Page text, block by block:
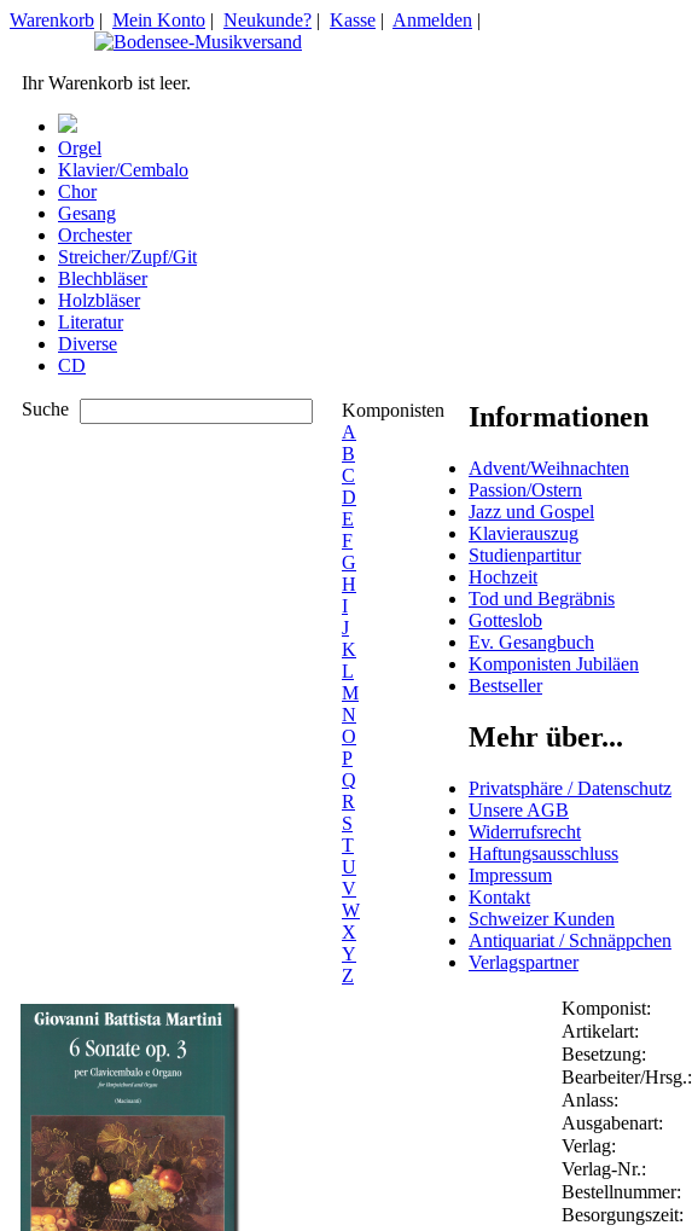
Warenkorb | Mein Konto | Neukunde? | Kasse | Anmelden |
Ihr Warenkorb ist leer.
Orgel
Klavier/Cembalo
Chor
Gesang
Orchester
Streicher/Zupf/Git
Blechbläser
Holzbläser
Literatur
Diverse
CD
Suche
Komponisten
A
B
C
D
E
F
G
H
I
J
K
L
M
N
O
P
Q
R
S
T
U
V
W
X
Y
Z
Informationen
Advent/Weihnachten
Passion/Ostern
Jazz und Gospel
Klavierauszug
Studienpartitur
Hochzeit
Tod und Begräbnis
Gotteslob
Ev. Gesangbuch
Komponisten Jubiläen
Bestseller
Mehr über...
Privatsphäre / Datenschutz
Unsere AGB
Widerrufsrecht
Haftungsausschluss
Impressum
Kontakt
Schweizer Kunden
Antiquariat / Schnäppchen
Verlagspartner
Komponist:
Artikelart:
Besetzung:
Bearbeiter/Hrsg.:
Anlass:
Ausgabenart:
Verlag:
Verlag-Nr.:
Bestellnummer:
Besorgungszeit: